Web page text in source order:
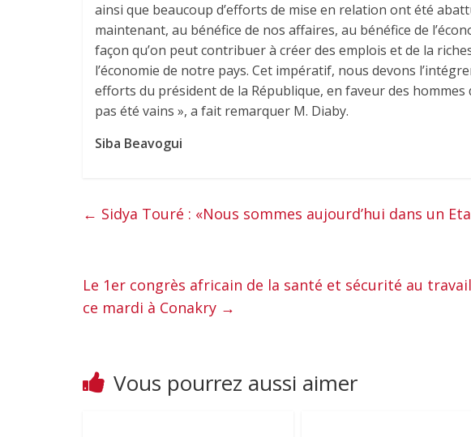
ainsi que beaucoup d’efforts de mise en relation ont été
maintenant, au bénéfice de nos affaires, au bénéfice de
façon qu’on peut contribuer à créer des emplois et de la
l’économie de notre pays. Cet impératif, nous devons
efforts du président de la République, en faveur des hommes
pas été vains », a fait remarquer M. Diaby.
Siba Beavogui
← Sidya Touré : «Nous sommes aujourd’hui dans un
Le 1er congrès africain de la santé et sécurité au
ce mardi à Conakry →
Vous pourrez aussi aimer